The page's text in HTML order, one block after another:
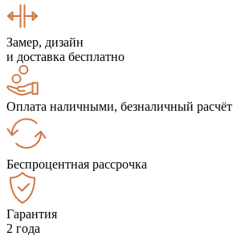
Замер, дизайн
и доставка бесплатно
Оплата наличными, безналичный расчёт
Беспроцентная рассрочка
Гарантия
2 года